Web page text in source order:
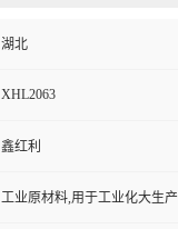
湖北
XHL2063
鑫红利
工业原材料,用于工业化大生产